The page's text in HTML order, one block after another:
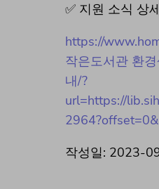
✅ 지원 소식 상
https://
작은도서관 환
내/?
url=https://
작성일: 2023-